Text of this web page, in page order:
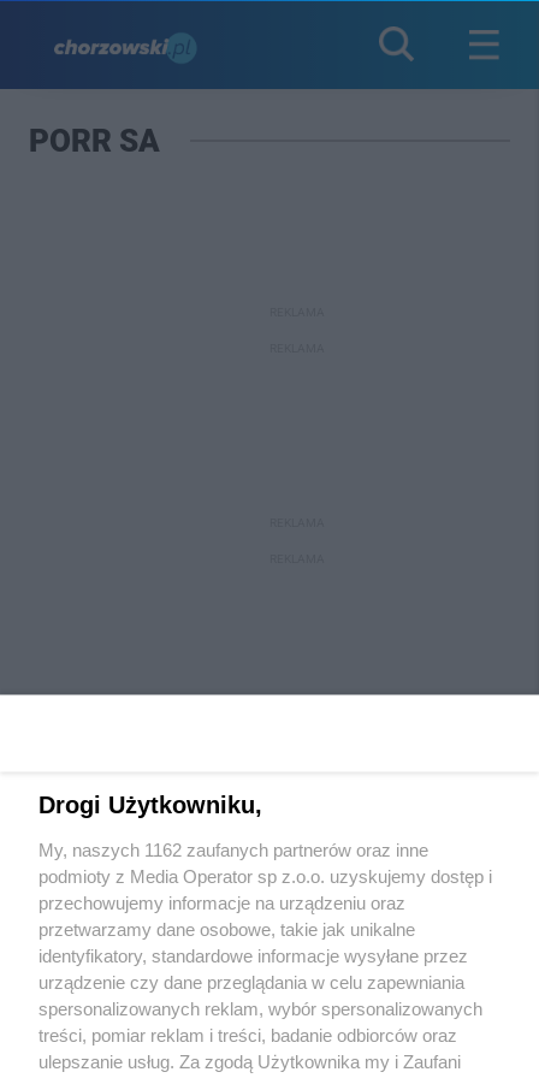
PORR SA
Wydawca mediówlokalnych
Nie zapomnij
zapoznać się z:
polityką prywatności regulamin korzystania z portali
Twojemiasto Skontaktuj się z nami
Drogi Użytkowniku,
My, naszych 1162 zaufanych partnerów oraz inne
podmioty z Media Operator sp z.o.o. uzyskujemy dostęp i
przechowujemy informacje na urządzeniu oraz
przetwarzamy dane osobowe, takie jak unikalne
identyfikatory, standardowe informacje wysyłane przez
urządzenie czy dane przeglądania w celu zapewniania
spersonalizowanych reklam, wybór spersonalizowanych
treści, pomiar reklam i treści, badanie odbiorców oraz
ulepszanie usług. Za zgodą Użytkownika my i Zaufani